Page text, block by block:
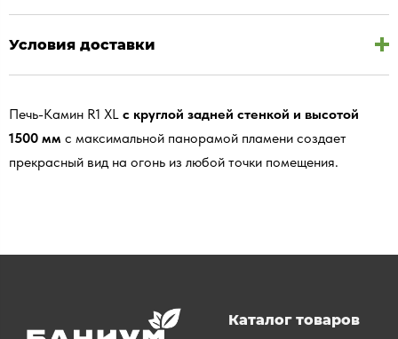
Условия доставки
Печь-Камин R1 XL с круглой задней стенкой и высотой
1500 мм c максимальной панорамой пламени создает
прекрасный вид на огонь из любой точки помещения.
Каталог товаров